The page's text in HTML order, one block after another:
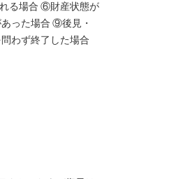
る場合 ⑥財産状態が
った場合 ⑨後見・
わず終了した場合